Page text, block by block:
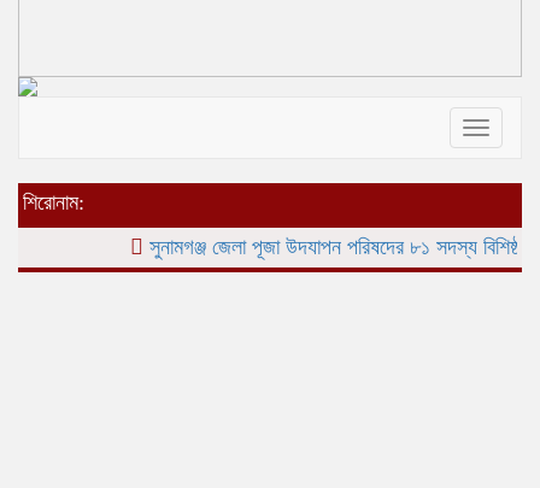
Toggle
শিরোনাম:
সুনামগঞ্জ জেলা পূজা উদযাপন পরিষদের ৮১ সদস্য বিশিষ্ঠ পূর্ণাঙ্গ